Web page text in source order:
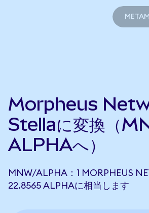
Morpheus
Stellaに変換（
ALPHAへ）
MNW/ALPHA：1 MORPHEUS
22.8565 ALPHAに相当します